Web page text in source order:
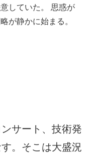
していた。 思惑が
が静かに始まる。
サート、技術発
。そこは大盛況